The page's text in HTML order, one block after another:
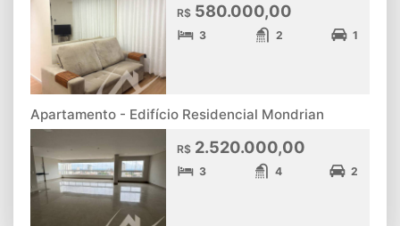
R$ 580.000,00
3 2 1
Apartamento - Edifício Residencial Mondrian
R$ 2.520.000,00
3 4 2